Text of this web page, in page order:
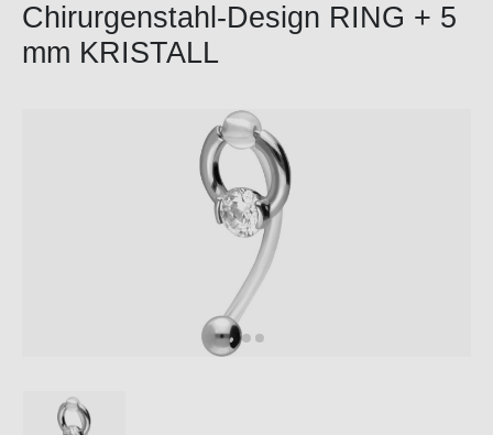
Chirurgenstahl-Design RING + 5
mm KRISTALL